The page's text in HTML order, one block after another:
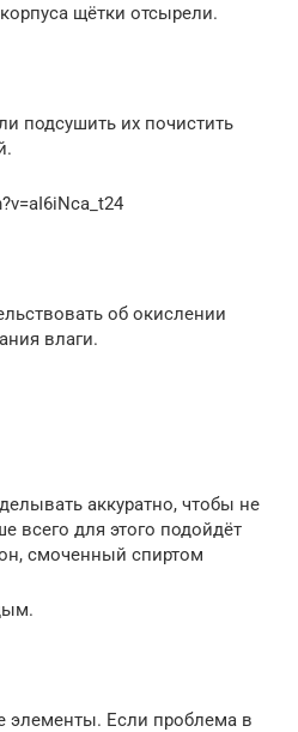
щётки отсырели.
подсушить их почистить
об окислении
влаги.
аккуратно, чтобы не
всего для этого подойдёт
смоченный спиртом
элементы. Если проблема в